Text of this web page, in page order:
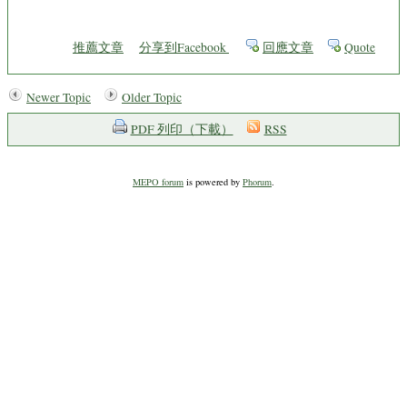
推薦文章 分享到Facebook 回應文章 Quote
Newer Topic
Older Topic
PDF 列印（下載）
RSS
MEPO forum is powered by Phorum.